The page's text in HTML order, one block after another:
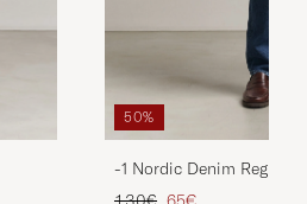
50%
-1 Nordic Denim Regular
Tavallinen hinta
Alennettu hinta